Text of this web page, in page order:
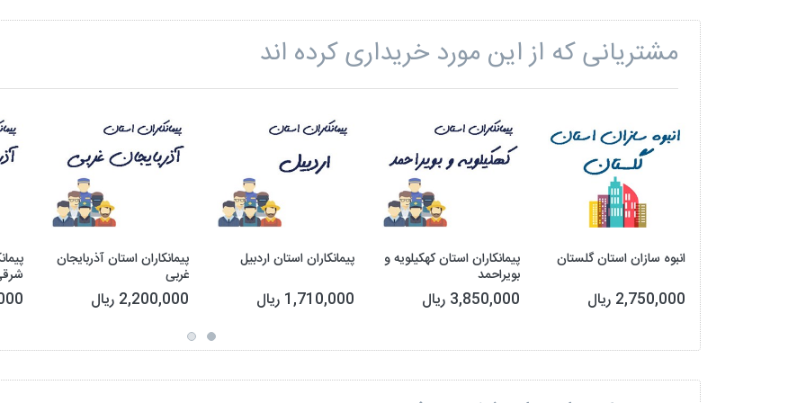
مشتریانی که از این مورد خریداری کرده اند
انبوه سازان استان گلستان
2,750,000 ریال
پیمانکاران استان کهکیلویه و
بویراحمد
3,850,000 ریال
پیمانکاران استان اردبیل
1,710,000 ریال
پیمانکاران استان آذربایجان
غربی
2,200,000 ریال